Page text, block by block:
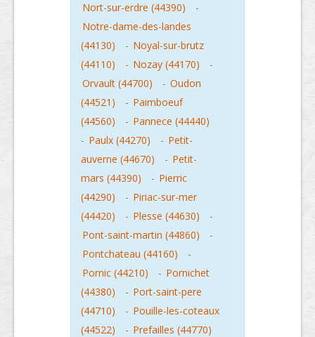
Nort-sur-erdre (44390)
-
Notre-dame-des-landes
(44130)
- Noyal-sur-brutz
(44110)
- Nozay (44170)
-
Orvault (44700)
- Oudon
(44521)
- Paimboeuf
(44560)
- Pannece (44440)
- Paulx (44270) - Petit-
auverne (44670)
- Petit-
mars (44390)
- Pierric
(44290)
- Piriac-sur-mer
(44420)
- Plesse (44630)
-
Pont-saint-martin (44860)
-
Pontchateau (44160)
-
Pornic (44210)
- Pornichet
(44380)
- Port-saint-pere
(44710)
- Pouille-les-coteaux
(44522)
- Prefailles (44770)